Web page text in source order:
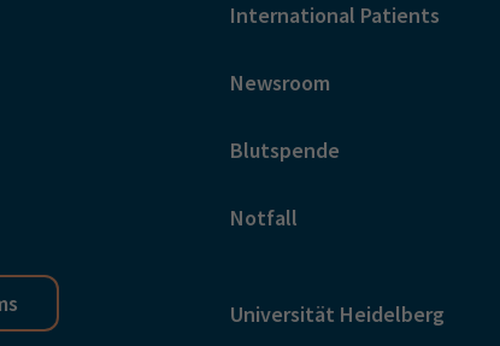
International Patients
Newsroom
Blutspende
Notfall
Universität Heidelberg